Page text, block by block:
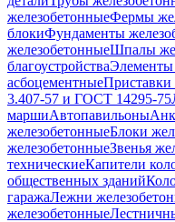
железобетонныеФермы
блокиФундаменты
железобетонныеШпалы
благоустройстваЭлементы
асбоцементныеПриставки
3.407-57 и ГОСТ 14295-75
маршиАвтопавильоны
железобетонныеБлоки
железобетонныеЗвенья
техническиеКапители
общественных зданий
гаражаЛежни
железобетонные